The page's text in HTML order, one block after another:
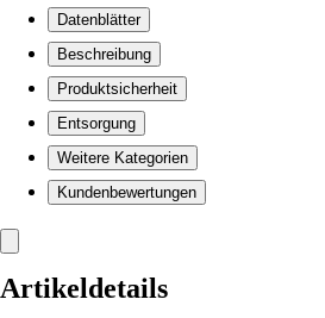
Datenblätter
Beschreibung
Produktsicherheit
Entsorgung
Weitere Kategorien
Kundenbewertungen
Artikeldetails